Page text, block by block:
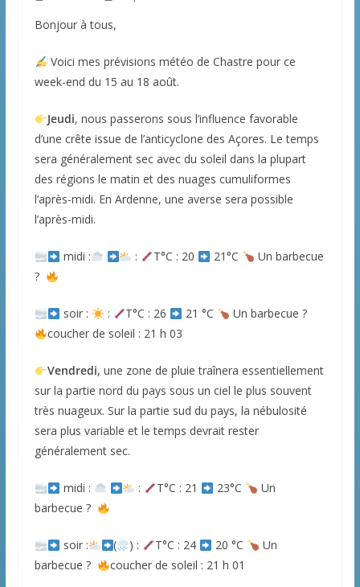
Bonjour à tous,
Voici mes prévisions météo de Chastre pour ce
week-end du 15 au 18 août.
Jeudi, nous passerons sous l’influence favorable
d’une crête issue de l’anticyclone des Açores. Le temps
sera généralement sec avec du soleil dans la plupart
des régions le matin et des nuages cumuliformes
l’après-midi. En Ardenne, une averse sera possible
l’après-midi.
midi : : T°C : 20 21°C
Un barbecue
?
soir : : T°C : 26 21 °C
Un barbecue ?
coucher de soleil : 21 h 03
Vendredi, une zone de pluie traînera essentiellement
sur la partie nord du pays sous un ciel le plus souvent
très nuageux. Sur la partie sud du pays, la nébulosité
sera plus variable et le temps devrait rester
généralement sec.
midi : : T°C : 21 23°C
Un
barbecue ?
soir : ( ) : T°C : 24 20 °C
Un
barbecue ?
coucher de soleil : 21 h 01